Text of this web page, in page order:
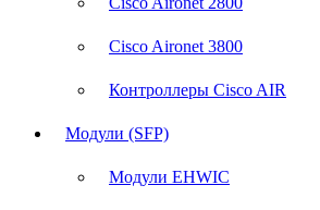
Cisco Aironet 3800
Контроллеры Cisco AIR
Модули (SFP)
Модули EHWIC